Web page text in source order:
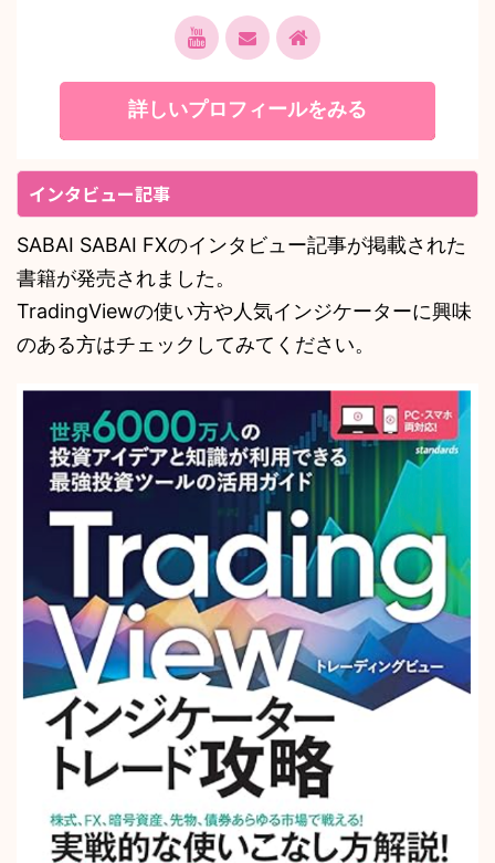
詳しいプロフィールをみる
インタビュー記事
SABAI SABAI FXのインタビュー記事が掲載された
書籍が発売されました。
TradingViewの使い方や人気インジケーターに興味
のある方はチェックしてみてください。